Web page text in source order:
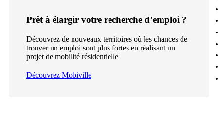
Prêt à élargir votre recherche d’emploi ?
Découvrez de nouveaux territoires où les chances de
trouver un emploi sont plus fortes en réalisant un
projet de mobilité résidentielle
Découvrez Mobiville